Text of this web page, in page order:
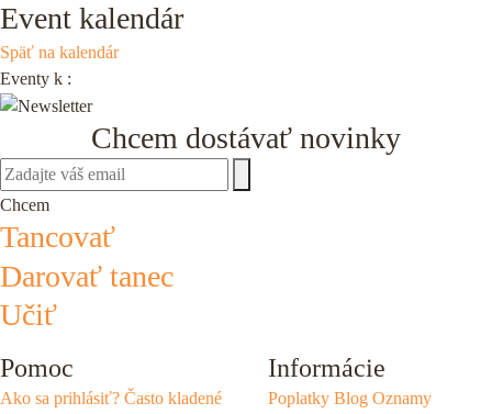
Event kalendár
Späť na kalendár
Eventy k :
Chcem dostávať novinky
Chcem
Tancovať
Darovať tanec
Učiť
Pomoc
Ako sa prihlásiť? Často kladené
Informácie
Poplatky Blog Oznamy